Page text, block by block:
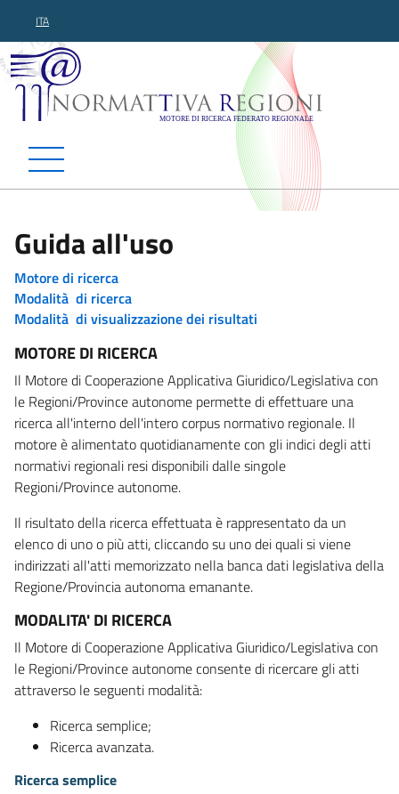
ITA
Normattiva Regioni -
Guida all'uso
Motore di ricerca
Modalità di ricerca
Modalità di visualizzazione dei risultati
MOTORE DI RICERCA
Il Motore di Cooperazione Applicativa Giuridico/Legislativa con
le Regioni/Province autonome permette di effettuare una
ricerca all'interno dell'intero corpus normativo regionale. Il
motore è alimentato quotidianamente con gli indici degli atti
normativi regionali resi disponibili dalle singole
Regioni/Province autonome.
Il risultato della ricerca effettuata è rappresentato da un
elenco di uno o più atti, cliccando su uno dei quali si viene
indirizzati all'atti memorizzato nella banca dati legislativa della
Regione/Provincia autonoma emanante.
MODALITA' DI RICERCA
Il Motore di Cooperazione Applicativa Giuridico/Legislativa con
le Regioni/Province autonome consente di ricercare gli atti
attraverso le seguenti modalità:
Ricerca semplice;
Ricerca avanzata.
Ricerca semplice